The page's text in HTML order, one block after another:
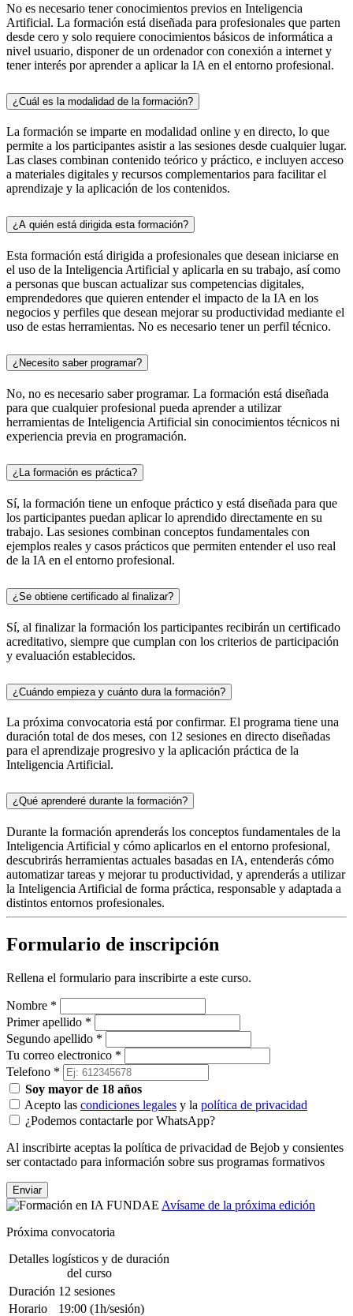
No es necesario tener conocimientos previos en Inteligencia
Artificial. La formación está diseñada para profesionales que parten
desde cero y solo requiere conocimientos básicos de informática a
nivel usuario, disponer de un ordenador con conexión a internet y
tener interés por aprender a aplicar la IA en el entorno profesional.
¿Cuál es la modalidad de la formación?
La formación se imparte en modalidad online y en directo, lo que
permite a los participantes asistir a las sesiones desde cualquier lugar.
Las clases combinan contenido teórico y práctico, e incluyen acceso
a materiales digitales y recursos complementarios para facilitar el
aprendizaje y la aplicación de los contenidos.
¿A quién está dirigida esta formación?
Esta formación está dirigida a profesionales que desean iniciarse en
el uso de la Inteligencia Artificial y aplicarla en su trabajo, así como
a personas que buscan actualizar sus competencias digitales,
emprendedores que quieren entender el impacto de la IA en los
negocios y perfiles que desean mejorar su productividad mediante el
uso de estas herramientas. No es necesario tener un perfil técnico.
¿Necesito saber programar?
No, no es necesario saber programar. La formación está diseñada
para que cualquier profesional pueda aprender a utilizar
herramientas de Inteligencia Artificial sin conocimientos técnicos ni
experiencia previa en programación.
¿La formación es práctica?
Sí, la formación tiene un enfoque práctico y está diseñada para que
los participantes puedan aplicar lo aprendido directamente en su
trabajo. Las sesiones combinan conceptos fundamentales con
ejemplos reales y casos prácticos que permiten entender el uso real
de la IA en el entorno profesional.
¿Se obtiene certificado al finalizar?
Sí, al finalizar la formación los participantes recibirán un certificado
acreditativo, siempre que cumplan con los criterios de participación
y evaluación establecidos.
¿Cuándo empieza y cuánto dura la formación?
La próxima convocatoria está por confirmar. El programa tiene una
duración total de dos meses, con 12 sesiones en directo diseñadas
para el aprendizaje progresivo y la aplicación práctica de la
Inteligencia Artificial.
¿Qué aprenderé durante la formación?
Durante la formación aprenderás los conceptos fundamentales de la
Inteligencia Artificial y cómo aplicarlos en el entorno profesional,
descubrirás herramientas actuales basadas en IA, entenderás cómo
automatizar tareas y mejorar tu productividad, y aprenderás a utilizar
la Inteligencia Artificial de forma práctica, responsable y adaptada a
distintos entornos profesionales.
Formulario de inscripción
Rellena el formulario para inscribirte a este curso.
Nombre *
Primer apellido *
Segundo apellido *
Tu correo electronico *
Telefono *
Soy mayor de 18 años
Acepto las condiciones legales y la política de privacidad
¿Podemos contactarle por WhatsApp?
Al inscribirte aceptas la política de privacidad de Bejob y consientes
ser contactado para información sobre sus programas formativos
Enviar
Avísame de la próxima edición
Próxima convocatoria
Detalles logísticos y de duración
del curso
Duración 12 sesiones
Horario
19:00 (1h/sesión)